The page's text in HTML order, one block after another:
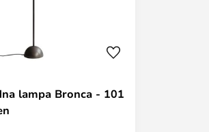
lampa Bronca - 101